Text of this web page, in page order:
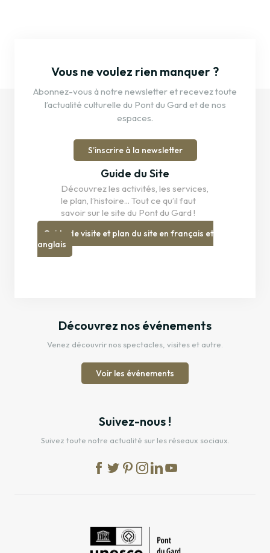
Vous ne voulez rien manquer ?
Abonnez-vous à notre newsletter et recevez toute
l’actualité culturelle du Pont du Gard et de nos
espaces.
S’inscrire à la newsletter
Guide du Site
Découvrez les activités, les services,
le plan, l’histoire... Tout ce qu’il faut
savoir sur le site du Pont du Gard !
Guide de visite et plan du site en français et
anglais
Découvrez nos événements
Venez découvrir nos spectacles, visites et autre.
Voir les événements
Suivez-nous !
Suivez toute notre actualité sur les réseaux sociaux.